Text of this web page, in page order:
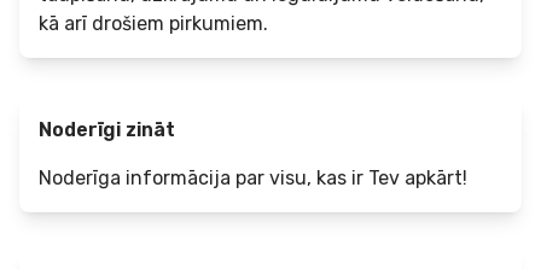
kā arī drošiem pirkumiem.
Noderīgi zināt
Noderīga informācija par visu, kas ir Tev apkārt!